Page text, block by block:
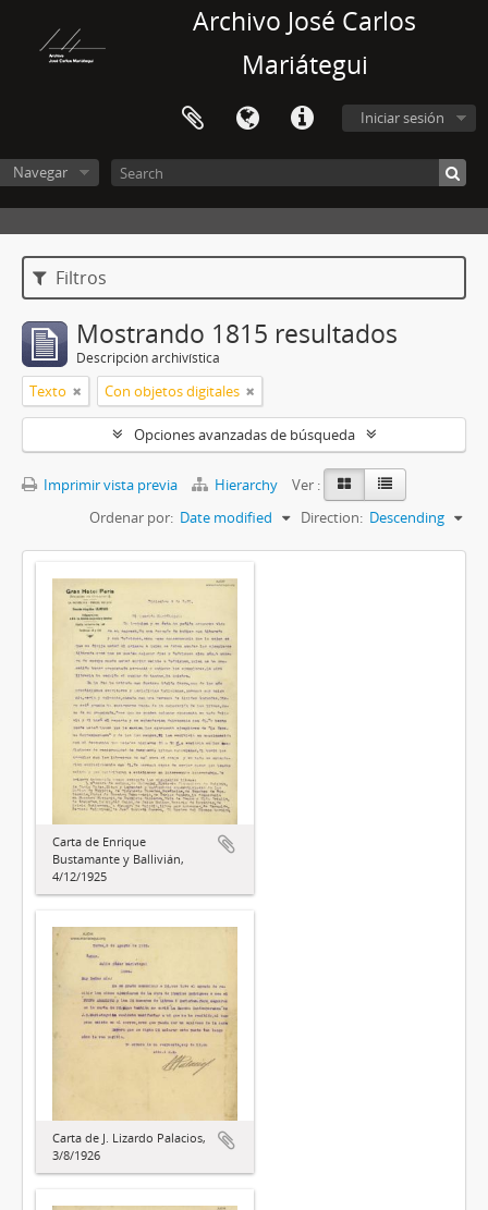
Archivo José Carlos
Mariátegui
Iniciar sesión
Navegar
Filtros
Mostrando 1815 resultados
Descripción archivística
Texto Con objetos digitales
Opciones avanzadas de búsqueda
Imprimir vista previa Hierarchy
Ver :
Ordenar por: Date modified Direction: Descending
Carta de Enrique
Bustamante y Ballivián,
4/12/1925
Carta de J. Lizardo Palacios,
3/8/1926